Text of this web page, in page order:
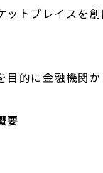
ットプレイスを
目的に金融機関か
要